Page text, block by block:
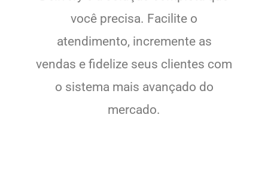
você precisa. Facilite o
atendimento, incremente as
vendas e fidelize seus clientes com
o sistema mais avançado do
mercado.